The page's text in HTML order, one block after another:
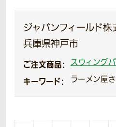
ジャパンフィールド
兵庫県神戸市
ご注文商品： スウィング
キーワード： ラーメン屋